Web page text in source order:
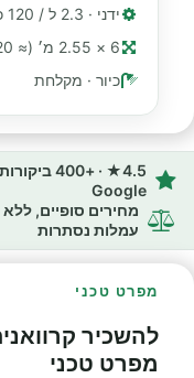
ידני · 2.3 ל / 120 כ"ס / טורבו דיזל
6 × 2.55 מ׳ (≈ 20 רגל)
כיור · מקלחת
4.5★ · +400 ביקורות
Google
מחירים סופיים, ללא
עמלות נסתרות
מפרט טכני
מפרט טכני